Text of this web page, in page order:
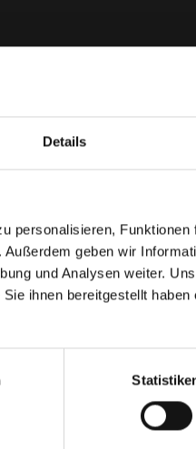
Details
personalisieren,
geben wir
und Analysen weiter.
ihnen bereitgestellt
Stories